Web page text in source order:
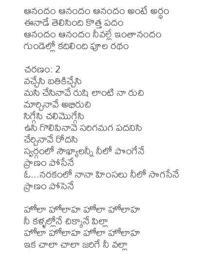
ఆనందం ఆనందం ఆనందం అంటే అర్థం
ఈనాడే తెలిసింది కొత్త పదం
ఆనందం ఆనందం నీవల్లే ఇంతానందం
గుండెల్లో కదిలింది పూల రథం
చరణం: 2
వచ్చేసి బతికిచ్చేసి
మసి చేసినావే రుషి లాంటి నా రుచి
మార్చినావే అభిరుచి
సిగ్గేసి చలిమొగ్గేసి
ఉసి గొలిపినావె సరిగమగ పదనిసి
చేర్చినావే రోదసి
స్వర్గంలో సౌఖ్యాలన్నీ నీలో పొంగేనే
ప్రాణం పోసేనే
ఓ...నరకంలో నానా హింసలు నీలో సొగసేనే
ప్రాణం పోసెనే
హోలా హోలాహ హోలా హోలాహ
నీ కళ్ళల్లోనే చిక్కానే పిల్లా
హోలా హోలాహ హోలా హోలాహ
ఇక చాలా చాలా జరిగే నీ వల్లా